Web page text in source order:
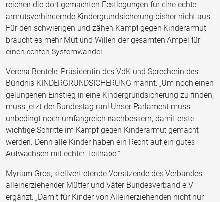
reichen die dort gemachten Festlegungen für eine echte,
armutsverhindernde Kindergrundsicherung bisher nicht aus.
Für den schwierigen und zähen Kampf gegen Kinderarmut
braucht es mehr Mut und Willen der gesamten Ampel für
einen echten Systemwandel.
Verena Bentele, Präsidentin des VdK und Sprecherin des
Bündnis KINDERGRUNDSICHERUNG mahnt: „Um noch einen
gelungenen Einstieg in eine Kindergrundsicherung zu finden,
muss jetzt der Bundestag ran! Unser Parlament muss
unbedingt noch umfangreich nachbessern, damit erste
wichtige Schritte im Kampf gegen Kinderarmut gemacht
werden. Denn alle Kinder haben ein Recht auf ein gutes
Aufwachsen mit echter Teilhabe.“
Myriam Gros, stellvertretende Vorsitzende des Verbandes
alleinerziehender Mütter und Väter Bundesverband e.V.
ergänzt: „Damit für Kinder von Alleinerziehenden nicht nur